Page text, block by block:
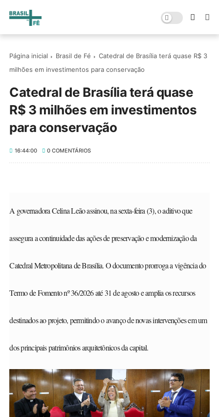
Página inicial Brasil de Fé
Catedral de Brasília terá quase R$ 3
milhões em investimentos para conservação
Catedral de Brasília terá quase
R$ 3 milhões em investimentos
para conservação
16:44:00 0 COMENTÁRIOS
A governadora Celina Leão assinou, na sexta-feira (3), o aditivo que
assegura a continuidade das ações de preservação e modernização da
Catedral Metropolitana de Brasília. O documento prorroga a vigência do
Termo de Fomento nº 36/2026 até 31 de agosto e amplia os recursos
destinados ao projeto, permitindo o avanço de novas intervenções em um
dos principais patrimônios arquitetônicos da capital.